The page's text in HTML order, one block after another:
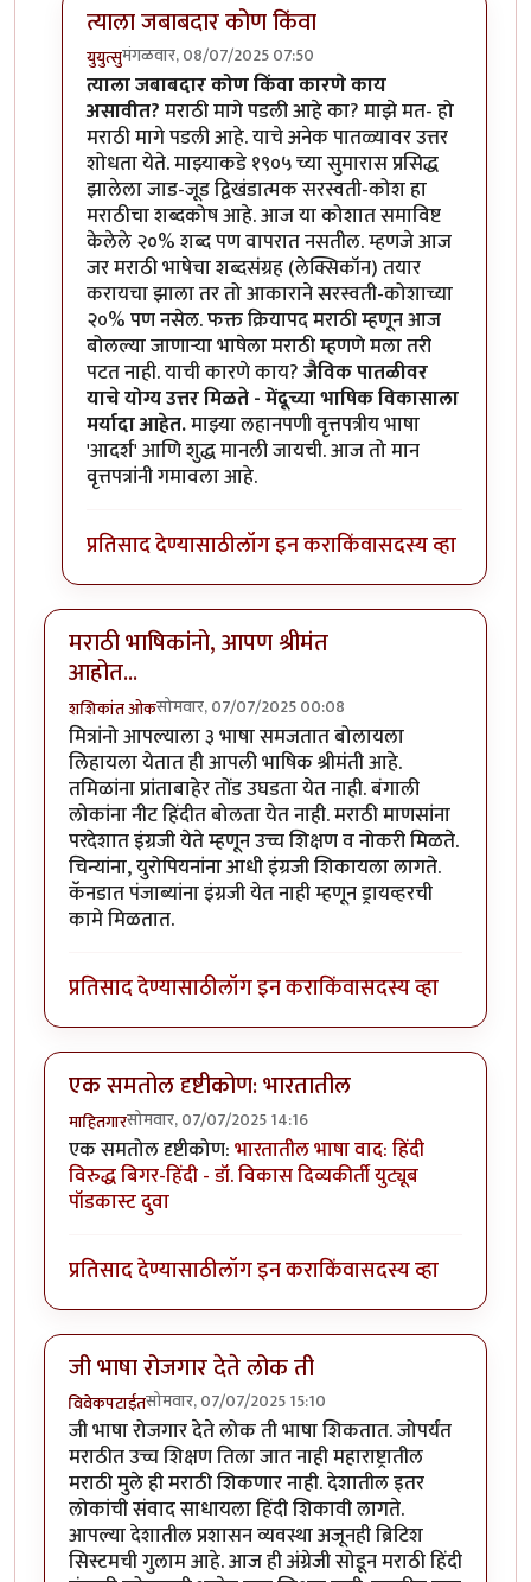
त्याला जबाबदार कोण किंवा
युयुत्सुमंगळवार, 08/07/2025 07:50
In reply toमराठीbyमाईसाहेब कुरसूंदीकर
त्याला जबाबदार कोण किंवा कारणे काय
असावीत?मराठी मागे पडली आहे का? माझे मत- हो
मराठी मागे पडली आहे. याचे अनेक पातळ्यावर उत्तर
शोधता येते. माझ्याकडे १९०५ च्या सुमारास प्रसिद्ध
झालेला जाड-जूड द्विखंडात्मक सरस्वती-कोश हा
मराठीचा शब्दकोष आहे. आज या कोशात समाविष्ट
केलेले २०% शब्द पण वापरात नसतील. म्हणजे आज
जर मराठी भाषेचा शब्दसंग्रह (लेक्सिकॉन) तयार
करायचा झाला तर तो आकाराने सरस्वती-कोशाच्या
२०% पण नसेल. फक्त क्रियापद मराठी म्हणून आज
बोलल्या जाणार्‍या भाषेला मराठी म्हणणे मला तरी
पटत नाही. याची कारणे काय?जैविक पातळीवर
याचे योग्य उत्तर मिळते - मेंदूच्या भाषिक विकासाला
मर्यादा आहेत.माझ्या लहानपणी वृत्तपत्रीय भाषा
'आदर्श' आणि शुद्ध मानली जायची. आज तो मान
वृत्तपत्रांनी गमावला आहे.
प्रतिसाद देण्यासाठीलॉग इन कराकिंवासदस्य व्हा
मराठी भाषिकांनो, आपण श्रीमंत
आहोत...
शशिकांत ओकसोमवार, 07/07/2025 00:08
मित्रांनो आपल्याला ३ भाषा समजतात बोलायला
लिहायला येतात ही आपली भाषिक श्रीमंती आहे.
तमिळांना प्रांताबाहेर तोंड उघडता येत नाही. बंगाली
लोकांना नीट हिंदीत बोलता येत नाही. मराठी माणसांना
परदेशात इंग्रजी येते म्हणून उच्च शिक्षण व नोकरी मिळते.
चिन्यांना, युरोपियनांना आधी इंग्रजी शिकायला लागते.
कॅनडात पंजाब्यांना इंग्रजी येत नाही म्हणून ड्रायव्हरची
कामे मिळतात.
प्रतिसाद देण्यासाठीलॉग इन कराकिंवासदस्य व्हा
एक समतोल दृष्टीकोण: भारतातील
माहितगारसोमवार, 07/07/2025 14:16
एक समतोल दृष्टीकोण:भारतातील भाषा वाद: हिंदी
विरुद्ध बिगर-हिंदी - डॉ. विकास दिव्यकीर्ती युट्यूब
पॉडकास्ट दुवा
प्रतिसाद देण्यासाठीलॉग इन कराकिंवासदस्य व्हा
जी भाषा रोजगार देते लोक ती
विवेकपटाईतसोमवार, 07/07/2025 15:10
जी भाषा रोजगार देते लोक ती भाषा शिकतात. जोपर्यंत
मराठीत उच्च शिक्षण तिला जात नाही महाराष्ट्रातील
मराठी मुले ही मराठी शिकणार नाही. देशातील इतर
लोकांची संवाद साधायला हिंदी शिकावी लागते.
आपल्या देशातील प्रशासन व्यवस्था अजूनही ब्रिटिश
सिस्टमची गुलाम आहे. आज ही अंग्रेजी सोडून मराठी हिंदी